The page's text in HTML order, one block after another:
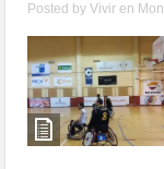
Posted byVivir en